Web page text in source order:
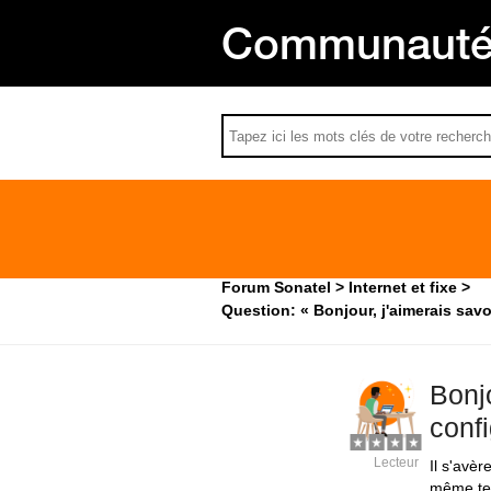
Forum Sonatel
Internet et fixe
Question: « Bonjour, j'aimerais
Il
Lecteur